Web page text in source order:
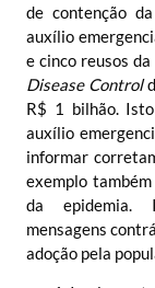
de contenção
auxílio
e cinco reusos
Disease Control
R$ 1 bilhão.
auxílio
informar
exemplo
da epidemia.
mensagens
adoção pela